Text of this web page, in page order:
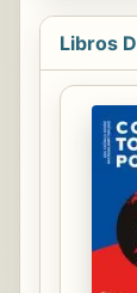
Libros